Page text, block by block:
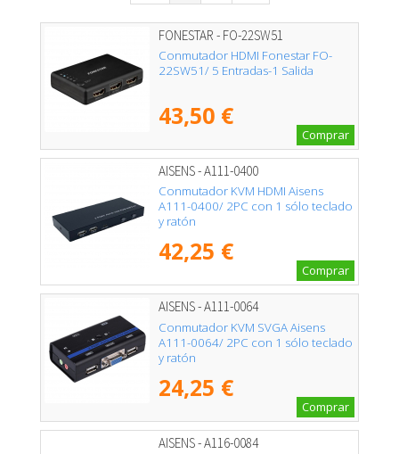
FONESTAR - FO-22SW51
Conmutador HDMI Fonestar FO-
22SW51/ 5 Entradas-1 Salida
43,50 €
Comprar
AISENS - A111-0400
Conmutador KVM HDMI Aisens
A111-0400/ 2PC con 1 sólo teclado
y ratón
42,25 €
Comprar
AISENS - A111-0064
Conmutador KVM SVGA Aisens
A111-0064/ 2PC con 1 sólo teclado
y ratón
24,25 €
Comprar
AISENS - A116-0084